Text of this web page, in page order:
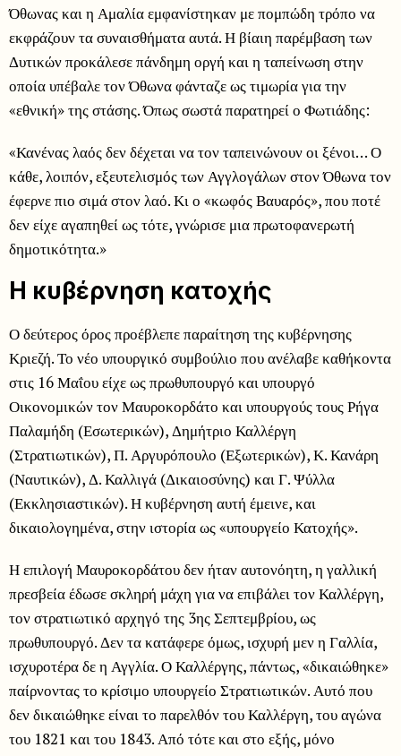
Όθωνας και η Αμαλία εμφανίστηκαν με πομπώδη τρόπο να
εκφράζουν τα συναισθήματα αυτά. Η βίαιη παρέμβαση των
Δυτικών προκάλεσε πάνδημη οργή και η ταπείνωση στην
οποία υπέβαλε τον Όθωνα φάνταζε ως τιμωρία για την
«εθνική» της στάσης. Όπως σωστά παρατηρεί ο Φωτιάδης:
«Κανένας λαός δεν δέχεται να τον ταπεινώνουν οι ξένοι… Ο
κάθε, λοιπόν, εξευτελισμός των Αγγλογάλων στον Όθωνα τον
έφερνε πιο σιμά στον λαό. Κι ο «κωφός Βαυαρός», που ποτέ
δεν είχε αγαπηθεί ως τότε, γνώρισε μια πρωτοφανερωτή
δημοτικότητα.»
Η κυβέρνηση κατοχής
Ο δεύτερος όρος προέβλεπε παραίτηση της κυβέρνησης
Κριεζή. Το νέο υπουργικό συμβούλιο που ανέλαβε καθήκοντα
στις 16 Μαΐου είχε ως πρωθυπουργό και υπουργό
Οικονομικών τον Μαυροκορδάτο και υπουργούς τους Ρήγα
Παλαμήδη (Εσωτερικών), Δημήτριο Καλλέργη
(Στρατιωτικών), Π. Αργυρόπουλο (Εξωτερικών), Κ. Κανάρη
(Ναυτικών), Δ. Καλλιγά (Δικαιοσύνης) και Γ. Ψύλλα
(Εκκλησιαστικών). Η κυβέρνηση αυτή έμεινε, και
δικαιολογημένα, στην ιστορία ως «υπουργείο Κατοχής».
Η επιλογή Μαυροκορδάτου δεν ήταν αυτονόητη, η γαλλική
πρεσβεία έδωσε σκληρή μάχη για να επιβάλει τον Καλλέργη,
τον στρατιωτικό αρχηγό της 3ης Σεπτεμβρίου, ως
πρωθυπουργό. Δεν τα κατάφερε όμως, ισχυρή μεν η Γαλλία,
ισχυροτέρα δε η Αγγλία. Ο Καλλέργης, πάντως, «δικαιώθηκε»
παίρνοντας το κρίσιμο υπουργείο Στρατιωτικών. Αυτό που
δεν δικαιώθηκε είναι το παρελθόν του Καλλέργη, του αγώνα
του 1821 και του 1843. Από τότε και στο εξής, μόνο